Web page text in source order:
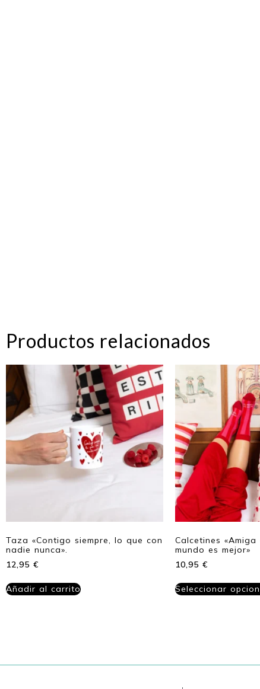
Productos relacionados
Taza «Contigo siempre, lo que con
nadie nunca».
12,95 €
Añadir al carrito
Calcetines
mundo es mejor»
10,95 €
Seleccionar